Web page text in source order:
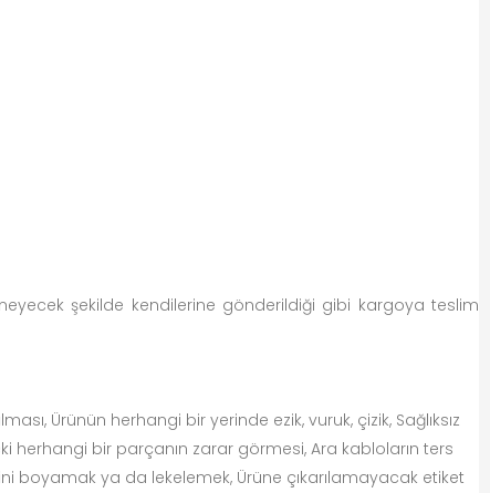
şekilde kendilerine gönderildiği gibi kargoya teslim
Ürünün herhangi bir yerinde ezik, vuruk, çizik, Sağlıksız
herhangi bir parçanın zarar görmesi, Ara kabloların ters
boyamak ya da lekelemek, Ürüne çıkarılamayacak etiket